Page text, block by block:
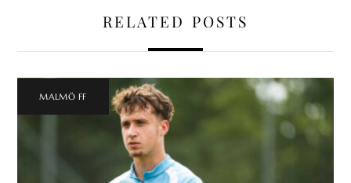
RELATED POSTS
MALMÖ FF